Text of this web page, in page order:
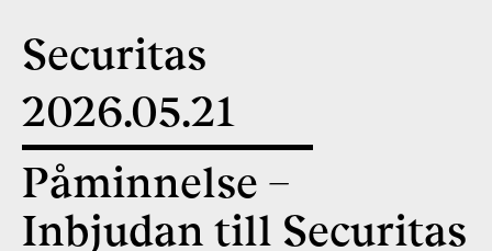
Securitas
Påminnelse –
Inbjudan till Securitas
2026.05.21